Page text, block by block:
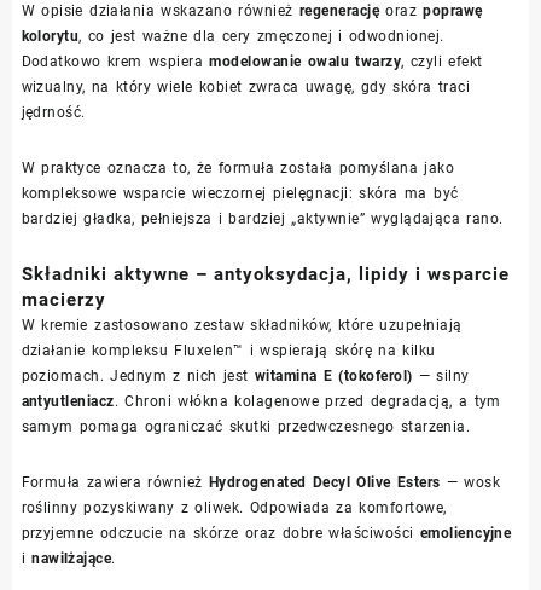
W opisie działania wskazano również regeneracjęorazpoprawę
kolorytu, co jest ważne dla cery zmęczonej i odwodnionej.
Dodatkowo krem wspieramodelowanie owalu twarzy, czyli efekt
wizualny, na który wiele kobiet zwraca uwagę, gdy skóra traci
jędrność.
W praktyce oznacza to, że formuła została pomyślana jako
kompleksowe wsparcie wieczornej pielęgnacji: skóra ma być
bardziej gładka, pełniejsza i bardziej „aktywnie” wyglądająca rano.
Składniki aktywne – antyoksydacja, lipidy i wsparcie
macierzy
W kremie zastosowano zestaw składników, które uzupełniają
działanie kompleksu Fluxelen™ i wspierają skórę na kilku
poziomach. Jednym z nich jest witamina E (tokoferol) — silny
antyutleniacz. Chroni włókna kolagenowe przed degradacją, a tym
samym pomaga ograniczać skutki przedwczesnego starzenia.
Formuła zawiera również Hydrogenated Decyl Olive Esters — wosk
roślinny pozyskiwany z oliwek. Odpowiada za komfortowe,
przyjemne odczucie na skórze oraz dobre właściwości emoliencyjne
inawilżające.